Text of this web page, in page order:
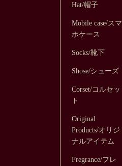
Hat/帽子
Mobile case/スマ
ホケース
Socks/靴下
Shose/シューズ
Corset/コルセッ
ト
Original
Products/オリジ
ナルアイテム
Fregrance/フレ